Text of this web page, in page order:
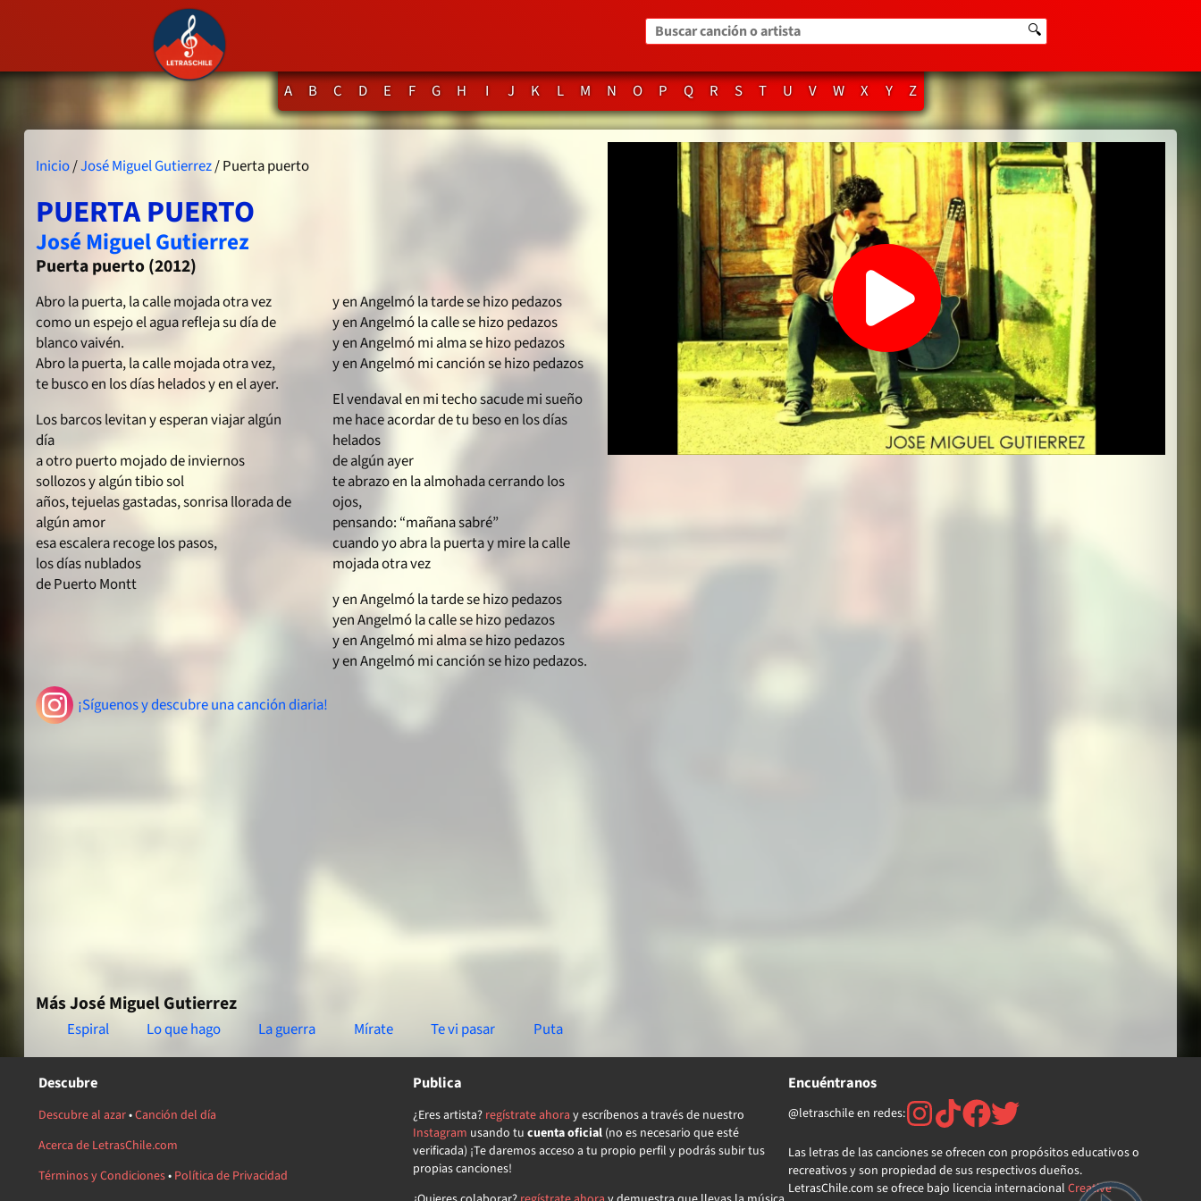
Buscar canción o artista 🔍
A B C D E F G H I J K L M N O P Q R S T U V W X Y Z
Inicio/José Miguel Gutierrez/ Puerta puerto
PUERTA PUERTO
José Miguel Gutierrez
Puerta puerto (2012)
Abro la puerta, la calle mojada otra vez
como un espejo el agua refleja su día de
blanco vaivén.
Abro la puerta, la calle mojada otra vez,
te busco en los días helados y en el ayer.
Los barcos levitan y esperan viajar algún
día
a otro puerto mojado de inviernos
sollozos y algún tibio sol
años, tejuelas gastadas, sonrisa llorada de
algún amor
esa escalera recoge los pasos,
los días nublados
de Puerto Montt
y en Angelmó la tarde se hizo pedazos
y en Angelmó la calle se hizo pedazos
y en Angelmó mi alma se hizo pedazos
y en Angelmó mi canción se hizo pedazos
El vendaval en mi techo sacude mi sueño
me hace acordar de tu beso en los días
helados
de algún ayer
te abrazo en la almohada cerrando los
ojos,
pensando: “mañana sabré”
cuando yo abra la puerta y mire la calle
mojada otra vez
y en Angelmó la tarde se hizo pedazos
yen Angelmó la calle se hizo pedazos
y en Angelmó mi alma se hizo pedazos
y en Angelmó mi canción se hizo pedazos.
¡Síguenos y descubre una canción diaria!
Más José Miguel Gutierrez
Espiral Lo que hago La guerra Mírate Te vi pasar Puta
Descubre
Descubre al azar•Canción del día
Acerca de LetrasChile.com
Términos y Condiciones• Política de Privacidad
Publica
¿Eres artista? regístrate ahora y escríbenos a través de nuestro
Instagram usando tucuenta oficial (no es necesario que esté
verificada) ¡Te daremos acceso a tu propio perfil y podrás subir tus
propias canciones!
Encuéntranos
@letraschile en redes:
Las letras de las canciones se ofrecen con propósitos educativos o
recreativos y son propiedad de sus respectivos dueños.
LetrasChile.com se ofrece bajo licencia internacional Creative